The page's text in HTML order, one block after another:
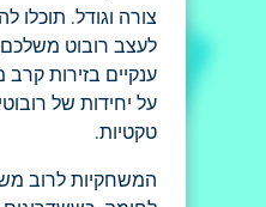
צורה וגודל. תוכלו
לעצב רובוט
ענקיים בזירות
על יחידות של
טקטיות.
המשחקיות לרוב